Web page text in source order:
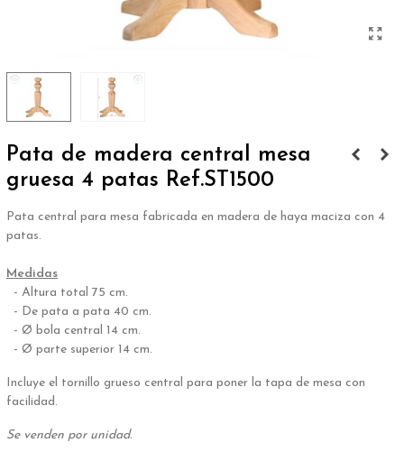
Pata de madera central mesa
gruesa 4 patas Ref.ST1500
Pata central para mesa fabricada en madera de haya maciza con 4
patas.
Medidas
- Altura total 75 cm.
- De pata a pata 40 cm.
- Ø bola central 14 cm.
- Ø parte superior 14 cm.
Incluye el tornillo grueso central para poner la tapa de mesa con
facilidad.
Se venden por unidad.